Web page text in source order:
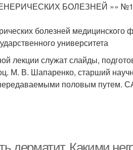
БОЛЕЗНЕЙ »»
болезней медицинского
университета
лекции служат слайды,
М. В. Шапаренко, старший
половым путем.